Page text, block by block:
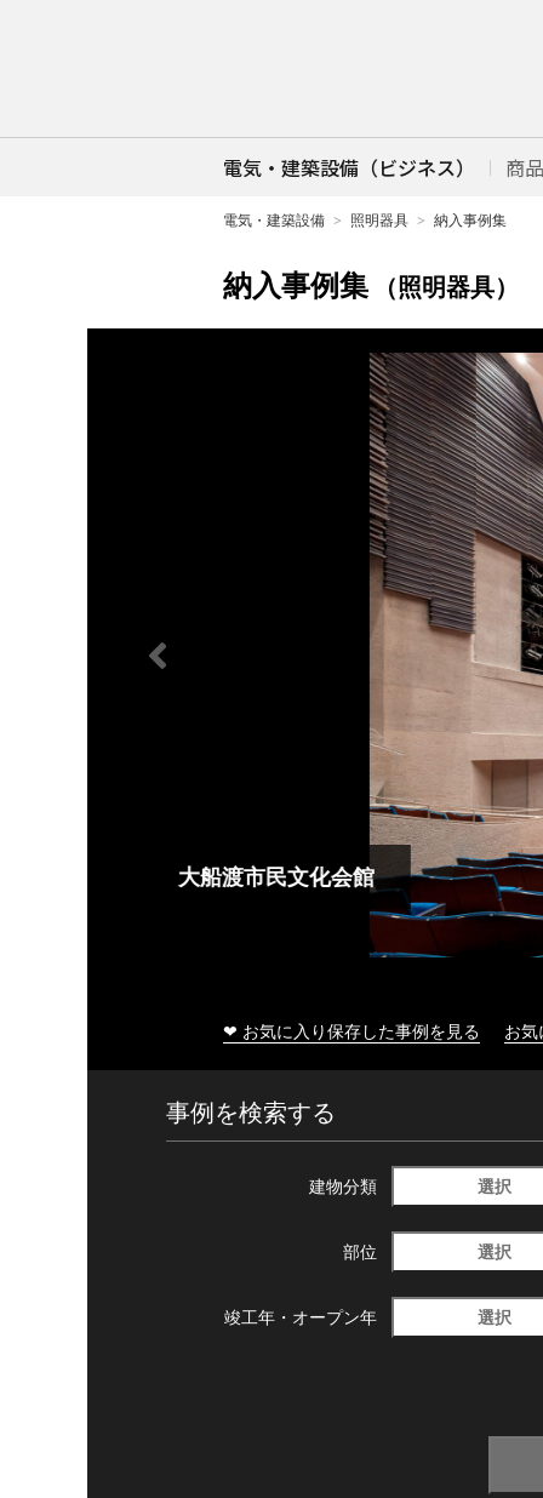
電気・建築設備（ビジネス） 商
電気・建築設備 照明器具 納入事例集
納入事例集 （照明器具）
大船渡市民文化会館
❤ お気に入り保存した事例を見る お
事例を検索する
建物分類 選択
部位 選択
竣工年・ オープン年 選択